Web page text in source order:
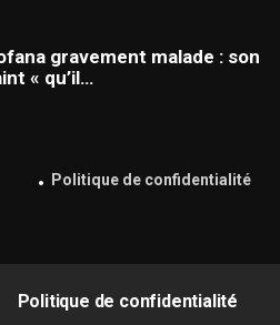
gravement malade : son
« qu’il…
Politique de confidentialité
Politique de confidentialité